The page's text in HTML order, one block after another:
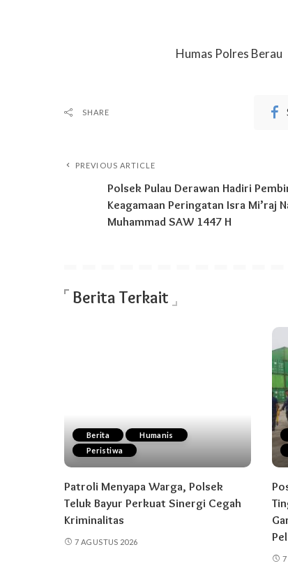
Humas Polres Berau
SHARE
PREVIOUS ARTICLE
Polsek Pulau Derawan Hadiri
Keagamaan Peringatan Isra Mi’raj
Muhammad SAW 1447 H
Berita Terkait
Berita
Humanis
Peristiwa
Patroli Menyapa Warga, Polsek
Teluk Bayur Perkuat Sinergi Cegah
Kriminalitas
7 AGUSTUS 2026
7